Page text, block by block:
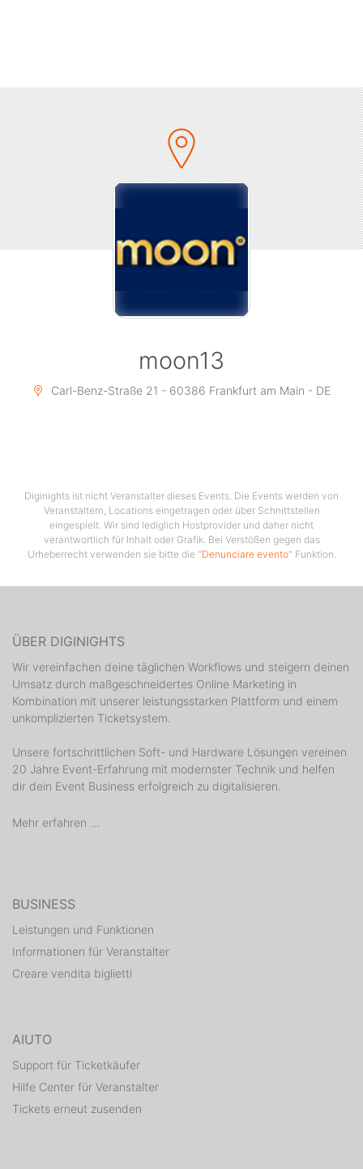
------------------------------------
EXTRAS
------------------------------------
▶︎ v.i.p. photowall shooting / video shooting
▶︎ free promo mix CD's
▶︎ free candy
▶︎ dance performance by CMG-DanceAffair!
------------------------------------
DRINK SPECIALS:
▶︎ Von 22 - 24 Uhr gibt es ALLE GETRÄNKE
------------------------------------
moon13
Carl-Benz-Straße 21 - 60386 Frankfurt am Main - DE
Diginights ist nicht Veranstalter dieses Events. Die Events werden von
Veranstaltern, Locations eingetragen oder über Schnittstellen
eingespielt. Wir sind lediglich Hostprovider und daher nicht
verantwortlich für Inhalt oder Grafik. Bei Verstößen gegen das
Urheberrecht verwenden sie bitte die "Denunciare evento" Funktion.
ÜBER DIGINIGHTS
Wir vereinfachen deine täglichen Workflows und steigern deinen
Umsatz durch maßgeschneidertes Online Marketing in
Kombination mit unserer leistungsstarken Plattform und einem
unkomplizierten Ticketsystem.
Unsere fortschrittlichen Soft- und Hardware Lösungen vereinen
20 Jahre Event-Erfahrung mit modernster Technik und helfen
dir dein Event Business erfolgreich zu digitalisieren.
Mehr erfahren ...
BUSINESS
Leistungen und Funktionen
Informationen für Veranstalter
Creare vendita biglietti
AIUTO
Support für Ticketkäufer
Hilfe Center für Veranstalter
Tickets erneut zusenden